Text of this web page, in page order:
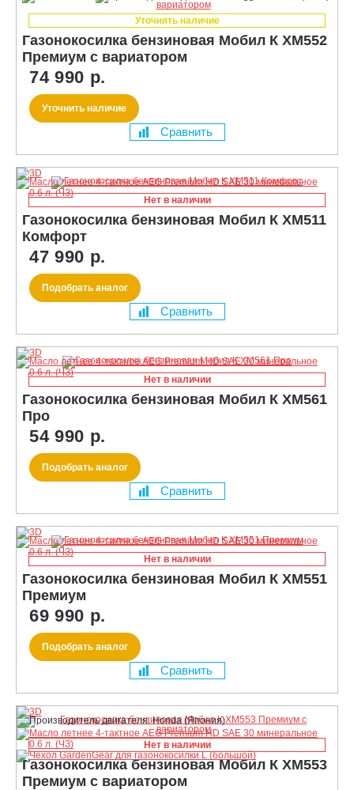
Уточнять наличие
Газонокосилка бензиновая Мобил К XM552
Премиум с вариатором
74 990 р.
Уточнить наличие
Сравнить
Нет в наличии
Газонокосилка бензиновая Мобил К XM511
Комфорт
47 990 р.
Подобрать аналог
Сравнить
Нет в наличии
Газонокосилка бензиновая Мобил К XM561
Про
54 990 р.
Подобрать аналог
Сравнить
Нет в наличии
Газонокосилка бензиновая Мобил К XM551
Премиум
69 990 р.
Подобрать аналог
Сравнить
Нет в наличии
Газонокосилка бензиновая Мобил К XM553
Премиум с вариатором